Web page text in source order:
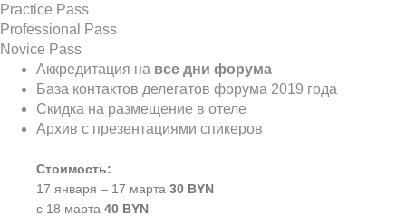
Practice Pass
Professional Pass
Novice Pass
Аккредитация на все дни форума
База контактов делегатов форума 2019 года
Скидка на размещение в отеле
Архив с презентациями спикеров
Стоимость:
17 января – 17 марта 30 BYN
с 18 марта 40 BYN